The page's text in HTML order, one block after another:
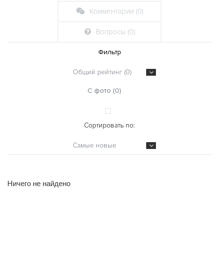
Комментарии (0)
Вопросы (0)
Фильтр
Общий рейтинг (0)
С фото (0)
Сортировать по:
Самые новые
Ничего не найдено